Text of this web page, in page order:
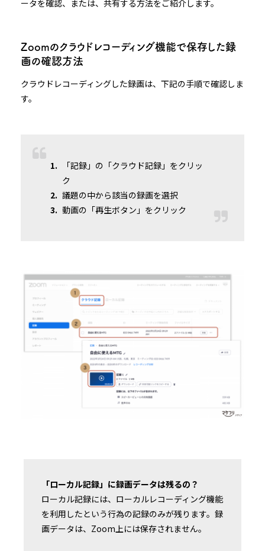
ータを確認、または、共有する方法をご紹介します。
Zoomのクラウドレコーディング機能で保存した録
画の確認方法
クラウドレコーディングした録画は、下記の手順で確認しま
す。
「記録」の「クラウド記録」をクリッ
ク
議題の中から該当の録画を選択
動画の「再生ボタン」をクリック
「ローカル記録」に録画データは残るの？
ローカル記録には、ローカルレコーディング機能
を利用したという行為の記録のみが残ります。録
画データは、Zoom上には保存されません。